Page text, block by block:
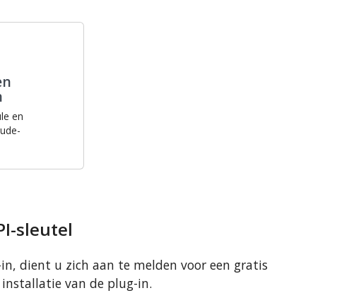
en
sleutel
dient u zich aan te melden voor een gratis
van de plug-in.